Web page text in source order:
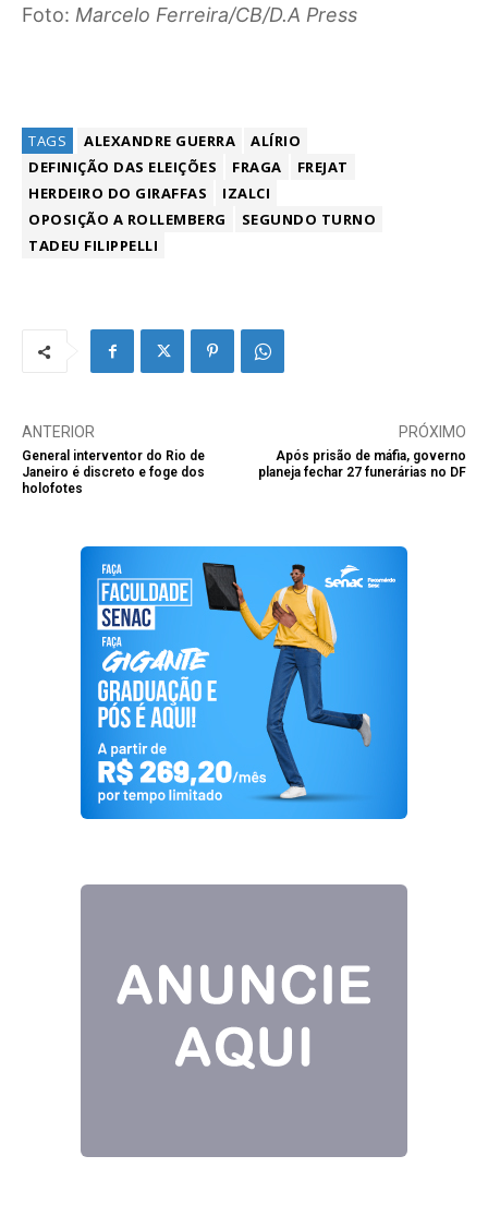
Foto: Marcelo Ferreira/CB/D.A Press
TAGS ALEXANDRE GUERRA
ALÍRIO
DEFINIÇÃO DAS ELEIÇÕES
FRAGA
FREJAT
HERDEIRO DO GIRAFFAS
IZALCI
OPOSIÇÃO A ROLLEMBERG
SEGUNDO TURNO
TADEU FILIPPELLI
ANTERIOR
General interventor do Rio de
Janeiro é discreto e foge dos
holofotes
PRÓXIMO
Após prisão de máfia, governo
planeja fechar 27 funerárias no DF